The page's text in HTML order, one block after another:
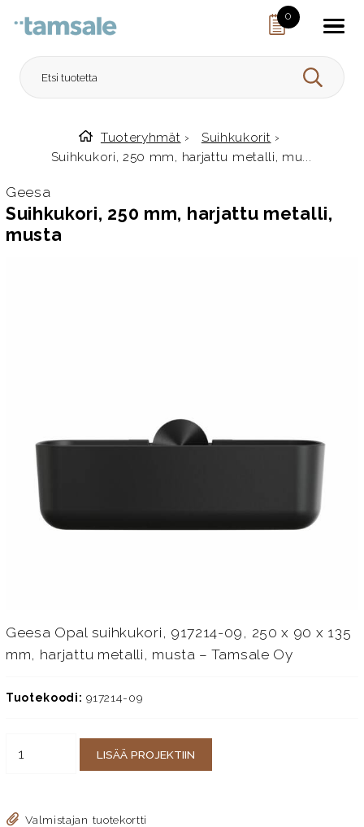
0
HAE
Etusivulle
Tuoteryhmät › Suihkukorit ›
Suihkukori, 250 mm, harjattu metalli, mu...
Geesa
Suihkukori, 250 mm, harjattu metalli,
musta
Geesa Opal suihkukori, 917214-09, 250 x 90 x 135
mm, harjattu metalli, musta – Tamsale Oy
Tuotekoodi: 917214-09
LISÄÄ PROJEKTIIN
Valmistajan tuotekortti